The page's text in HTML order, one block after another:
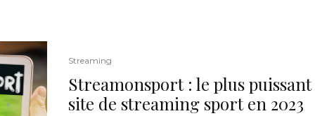
Streaming
Streamonsport : le plus puissant
site de streaming sport en 2023